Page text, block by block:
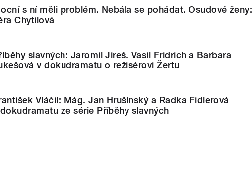
s ní měli problém. Nebála se pohádat. Osudové ženy:
Chytilová
slavných: Jaromil Jireš. Vasil Fridrich a Barbara
v dokudramatu o režisérovi Žertu
Vláčil: Mág. Jan Hrušínský a Radka Fidlerová
ze série Příběhy slavných